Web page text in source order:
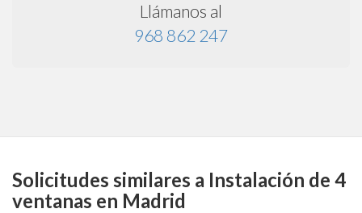
Llámanos al
968 862 247
Solicitudes similares a Instalación de 4
ventanas en Madrid